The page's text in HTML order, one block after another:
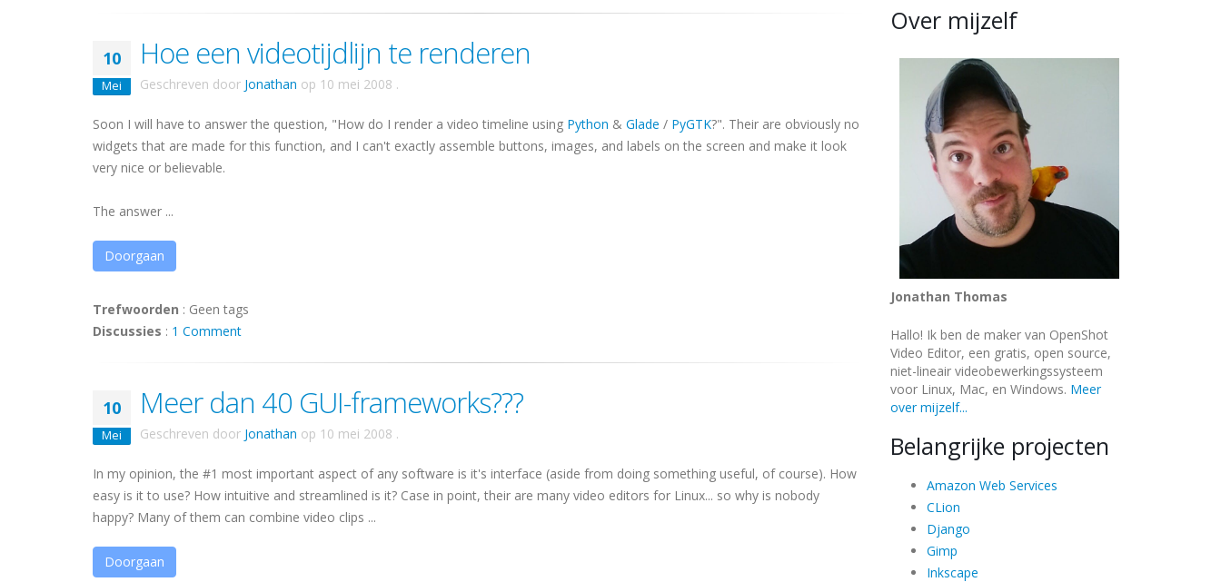
10
Mei
Hoe een videotijdlijn te renderen
Geschreven door Jonathan op 10 mei 2008 .
Soon I will have to answer the question, "How do I render a video timeline using Python & Glade / PyGTK?". Their are obviously no
widgets that are made for this function, and I can't exactly assemble buttons, images, and labels on the screen and make it look
very nice or believable.
The answer ...
Doorgaan
Trefwoorden : Geen tags
Discussies : 1 Comment
10
Mei
Meer dan 40 GUI-frameworks???
Geschreven door Jonathan op 10 mei 2008 .
In my opinion, the #1 most important aspect of any software is it's interface (aside from doing something useful, of course). How
easy is it to use? How intuitive and streamlined is it? Case in point, their are many video editors for Linux... so why is nobody
happy? Many of them can combine video clips ...
Doorgaan
Over mijzelf
Jonathan Thomas
Hallo! Ik ben de maker van OpenShot
Video Editor, een gratis, open source,
niet-lineair videobewerkingssysteem
voor Linux, Mac, en Windows. Meer
over mijzelf...
Belangrijke projecten
Amazon Web Services
CLion
Django
Gimp
Inkscape